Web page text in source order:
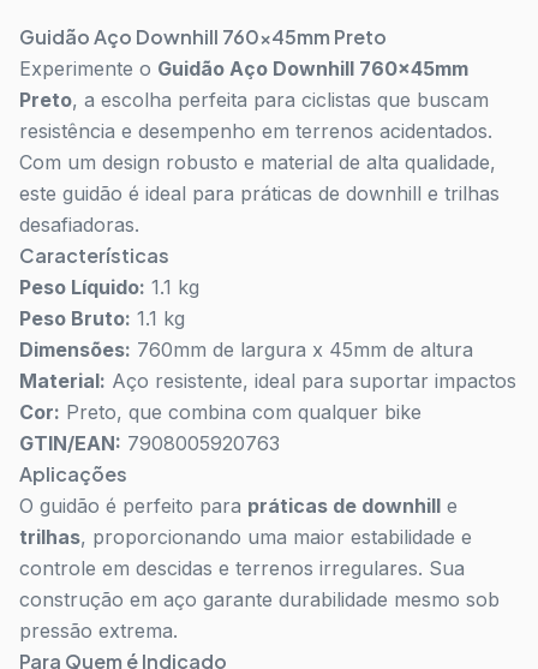
Guidão Aço Downhill 760x45mm Preto
Experimente o Guidão Aço Downhill 760x45mm
Preto, a escolha perfeita para ciclistas que buscam
resistência e desempenho em terrenos acidentados.
Com um design robusto e material de alta qualidade,
este guidão é ideal para práticas de downhill e trilhas
desafiadoras.
Características
Peso Líquido: 1.1 kg
Peso Bruto: 1.1 kg
Dimensões: 760mm de largura x 45mm de altura
Material: Aço resistente, ideal para suportar impactos
Cor: Preto, que combina com qualquer bike
GTIN/EAN: 7908005920763
Aplicações
O guidão é perfeito para práticas de downhill e
trilhas, proporcionando uma maior estabilidade e
controle em descidas e terrenos irregulares. Sua
construção em aço garante durabilidade mesmo sob
pressão extrema.
Para Quem é Indicado